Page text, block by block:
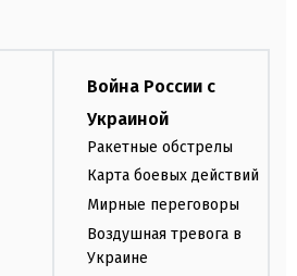
Война России с
Украиной
Ракетные обстрелы
Карта боевых действий
Мирные переговоры
Воздушная тревога в
Украине